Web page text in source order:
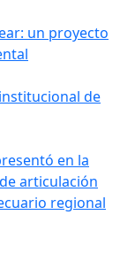
un proyecto
de
en la
articulación
regional